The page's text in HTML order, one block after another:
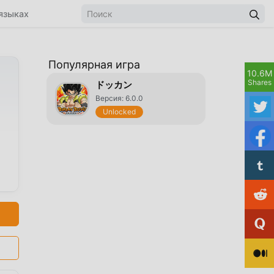
Популярная игра
ドッカン
Версия: 6.0.0
Unlocked
10.6M
Shares